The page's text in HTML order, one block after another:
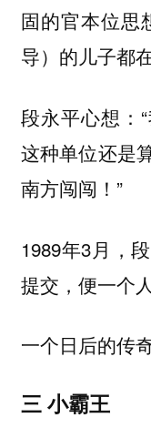
固的官本位思
导）的儿子都
段永平心想：
这种单位还是
南方闯闯！”
1989年3月，
提交，便一个
一个日后的传
三 小霸王